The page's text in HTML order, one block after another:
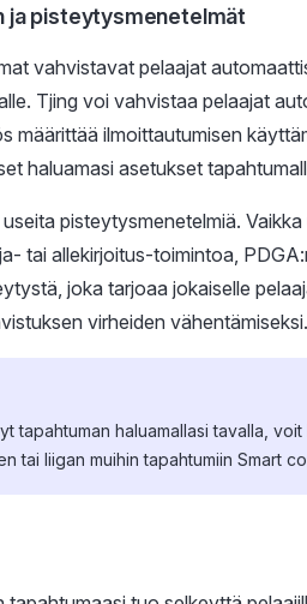
ja pisteytysmenetelmät
vahvistavat pelaajat
Tjing voi vahvistaa pelaajat
määrittää ilmoittautumisen
haluamasi asetukset
pisteytysmenetelmiä.
tai allekirjoitus-toimintoa,
joka tarjoaa jokaiselle
virheiden vähentämiseksi.
tapahtuman haluamallasi tavalla,
tai liigan muihin tapahtumiin Smart